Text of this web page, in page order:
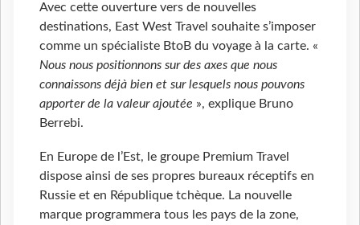
Avec cette ouverture vers de nouvelles
destinations, East West Travel souhaite s’imposer
comme un spécialiste BtoB du voyage à la carte. «
Nous nous positionnons sur des axes que nous
connaissons déjà bien et sur lesquels nous pouvons
apporter de la valeur ajoutée », explique Bruno
Berrebi.
En Europe de l’Est, le groupe Premium Travel
dispose ainsi de ses propres bureaux réceptifs en
Russie et en République tchèque. La nouvelle
marque programmera tous les pays de la zone,